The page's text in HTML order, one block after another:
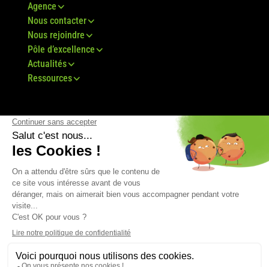
Agence
Nous contacter
Nous rejoindre
Pôle d’excellence
Actualités
Ressources
© Groupe Bovis 2024 - Mentions légales
-Plan du site CGV